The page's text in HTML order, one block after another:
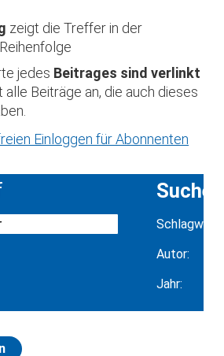
zeigt die Treffer in der
jedes Beitrages sind verlinkt
alle Beiträge an, die auch dieses
Einloggen für Abonnenten
Suche
Schlagwort:
Autor:
Jahr: